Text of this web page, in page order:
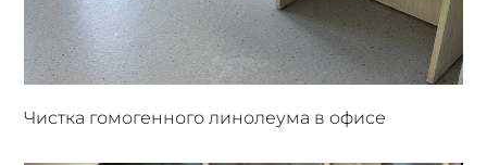
Чистка гомогенного линолеума в офисе